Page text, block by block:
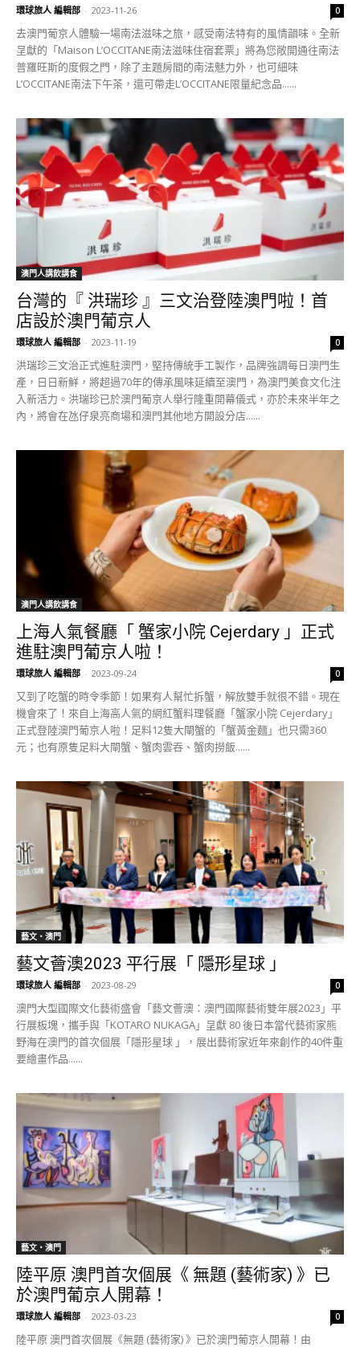
環球旅人 編輯部 - 2023-11-26 0
去澳門葡京人體驗一場南法滋味之旅，感受南法特有的風情韻味。全新
呈獻的「Maison L’OCCITANE南法滋味住宿套票」將為您敞開通往南法
普羅旺斯的度假之門，除了主題房間的南法魅力外，也可細味
L’OCCITANE南法下午茶，還可帶走L’OCCITANE限量紀念品......
澳門人講飲講食
台灣的『 洪瑞珍 』三文治登陸澳門啦！首
店設於澳門葡京人
環球旅人 編輯部 - 2023-11-19 0
洪瑞珍三文治正式進駐澳門，堅持傳統手工製作，品牌強調每日澳門生
產，日日新鮮，將超過70年的傳承風味延續至澳門，為澳門美食文化注
入新活力。洪瑞珍已於澳門葡京人舉行隆重開幕儀式，亦於未來半年之
內，將會在氹仔泉亮商場和澳門其他地方開設分店......
澳門人講飲講食
上海人氣餐廳「 蟹家小院 Cejerdary 」正式
進駐澳門葡京人啦！
環球旅人 編輯部 - 2023-09-24 0
又到了吃蟹的時令季節！如果有人幫忙拆蟹，解放雙手就很不錯。現在
機會來了！來自上海高人氣的網紅蟹料理餐廳「蟹家小院 Cejerdary」
正式登陸澳門葡京人啦！足料12隻大閘蟹的「蟹黃金麵」也只需360
元；也有原隻足料大閘蟹、蟹肉雲吞、蟹肉撈飯......
藝文‧澳門
藝文薈澳2023 平行展「 隱形星球 」
環球旅人 編輯部 - 2023-08-29 0
澳門大型國際文化藝術盛會「藝文薈澳：澳門國際藝術雙年展2023」平
行展板塊，攜手與「KOTARO NUKAGA」呈獻 80 後日本當代藝術家熊
野海在澳門的首次個展「隱形星球 」，展出藝術家近年來創作的40件重
要繪畫作品......
藝文‧澳門
陸平原 澳門首次個展《 無題 (藝術家) 》已
於澳門葡京人開幕！
環球旅人 編輯部 - 2023-03-23 0
陸平原 澳門首次個展《無題 (藝術家) 》已於澳門葡京人開幕！由